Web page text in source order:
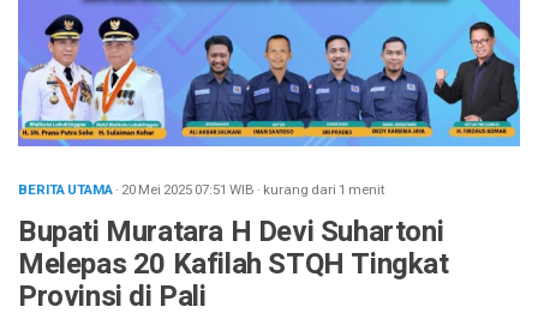
BERITA UTAMA· 20 Mei 202507:51 WIB · kurang dari 1 menit
Bupati Muratara H Devi Suhartoni
Melepas 20 Kafilah STQH Tingkat
Provinsi di Pali